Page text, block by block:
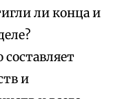
ли конца и
и